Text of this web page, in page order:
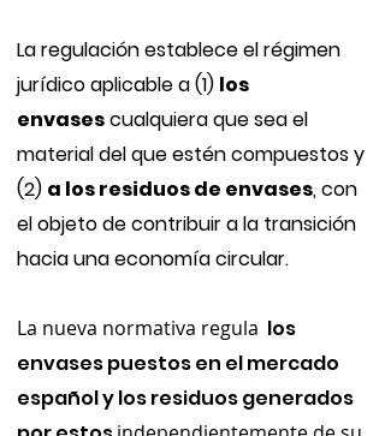
La regulación establece el régimen
jurídico aplicable a (1) los
envasescualquiera que sea el
material del que estén compuestos y
(2) a los residuos de envases, con
el objeto de contribuir a la transición
hacia una economía circular.
La nueva normativa regula los
envases puestos en el mercado
español y los residuos generados